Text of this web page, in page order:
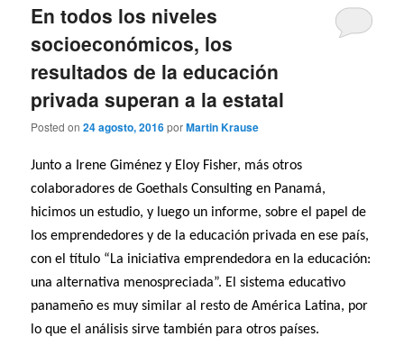
En todos los niveles
socioeconómicos, los
resultados de la educación
privada superan a la estatal
Posted on24 agosto, 2016porMartin Krause
Junto a Irene Giménez y Eloy Fisher, más otros
colaboradores de Goethals Consulting en Panamá,
hicimos un estudio, y luego un informe, sobre el papel de
los emprendedores y de la educación privada en ese país,
con el título “La iniciativa emprendedora en la educación:
una alternativa menospreciada”. El sistema educativo
panameño es muy similar al resto de América Latina, por
lo que el análisis sirve también para otros países.